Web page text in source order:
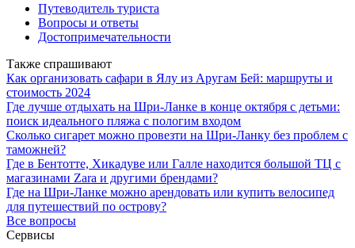
Путеводитель туриста
Вопросы и ответы
Достопримечательности
Также спрашивают
Как организовать сафари в Ялу из Аругам Бей: маршруты и
стоимость 2024
Где лучше отдыхать на Шри-Ланке в конце октября с детьми:
поиск идеального пляжа с пологим входом
Сколько сигарет можно провезти на Шри-Ланку без проблем с
таможней?
Где в Бентотте, Хикадуве или Галле находится большой ТЦ с
магазинами Zara и другими брендами?
Где на Шри-Ланке можно арендовать или купить велосипед
для путешествий по острову?
Все вопросы
Сервисы